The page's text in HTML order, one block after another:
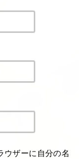
ウザーに自分の名